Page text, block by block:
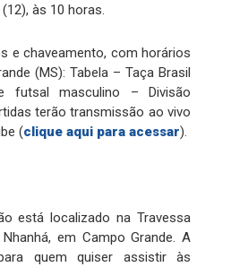
às 10 horas.
e chaveamento, com horários
(MS): Tabela – Taça Brasil
futsal masculino – Divisão
terão transmissão ao vivo
(clique aqui para acessar).
está localizado na Travessa
em Campo Grande. A
quem quiser assistir às